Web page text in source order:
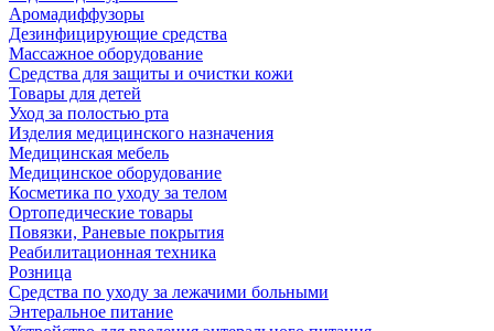
Аромадиффузоры
Дезинфицирующие средства
Массажное оборудование
Средства для защиты и очистки кожи
Товары для детей
Уход за полостью рта
Изделия медицинского назначения
Медицинская мебель
Медицинское оборудование
Косметика по уходу за телом
Ортопедические товары
Повязки, Раневые покрытия
Реабилитационная техника
Розница
Средства по уходу за лежачими больными
Энтеральное питание